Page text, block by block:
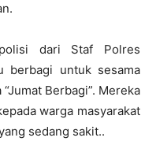
dari Staf Polres
berbagi untuk sesama
Berbagi”. Mereka
warga masyarakat
sedang sakit..